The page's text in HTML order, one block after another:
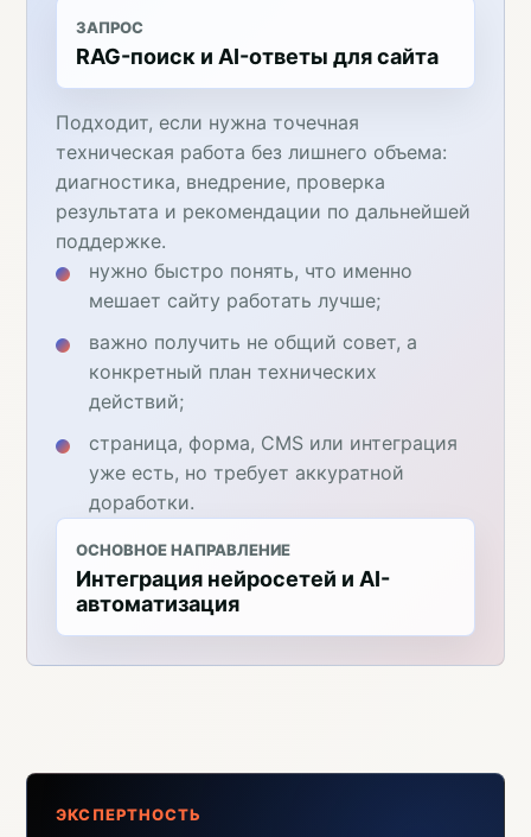
ЗАПРОС
RAG-поиск и AI-ответы для сайта
Подходит, если нужна точечная
техническая работа без лишнего объема:
диагностика, внедрение, проверка
результата и рекомендации по дальнейшей
поддержке.
нужно быстро понять, что именно
мешает сайту работать лучше;
важно получить не общий совет, а
конкретный план технических
действий;
страница, форма, CMS или интеграция
уже есть, но требует аккуратной
доработки.
ОСНОВНОЕ НАПРАВЛЕНИЕ
Интеграция нейросетей и AI-
автоматизация
ЭКСПЕРТНОСТЬ